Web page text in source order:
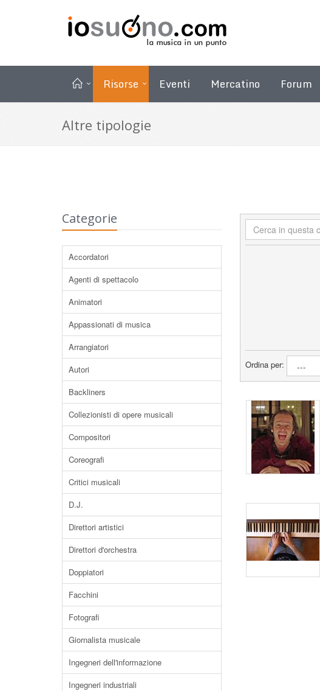
Risorse Eventi Mercatino Forum
Altre tipologie
Categorie
Accordatori
Agenti di spettacolo
Animatori
Appassionati di musica
Arrangiatori
Autori
Backliners
Collezionisti di opere musicali
Compositori
Coreografi
Critici musicali
D.J.
Direttori artistici
Direttori d'orchestra
Doppiatori
Facchini
Fotografi
Giornalista musicale
Ingegneri dell'informazione
Ingegneri industriali
Ordina per: